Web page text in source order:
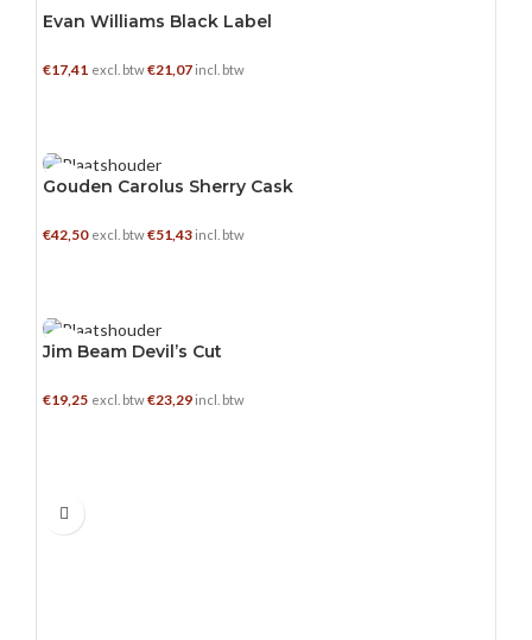
Evan Williams Black Label
€17,41 excl. btw€21,07 incl. btw
0.5 L
Gouden Carolus Sherry Cask
€42,50 excl. btw€51,43 incl. btw
0.7 L
Jim Beam Devil’s Cut
€19,25 excl. btw€23,29 incl. btw
0.5 L